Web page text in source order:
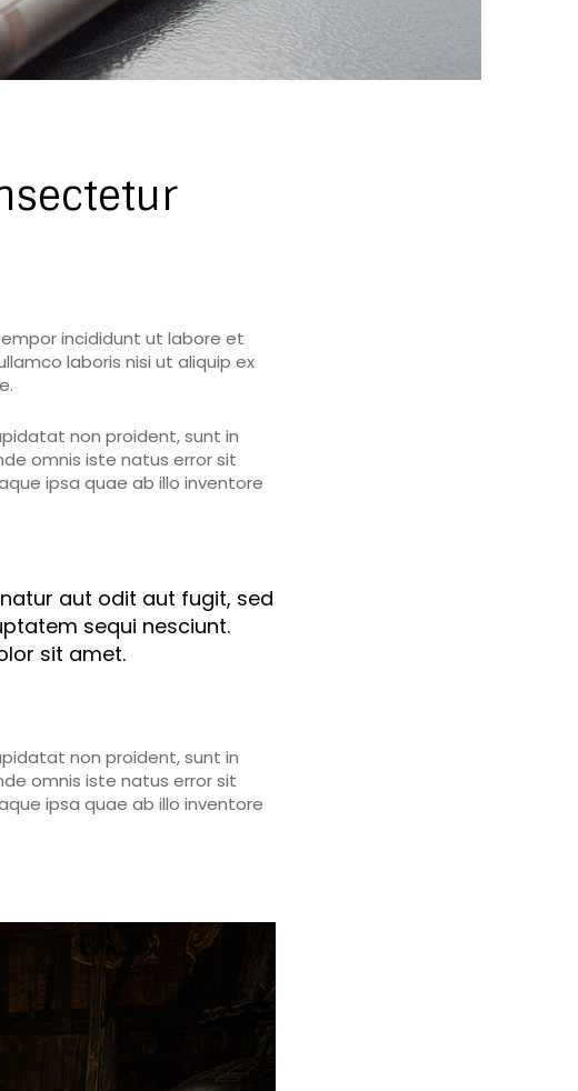
incididunt ut labore et
laboris nisi ut aliquip ex
non proident, sunt in
omnis iste natus error sit
ipsa quae ab illo inventore
aut odit aut fugit, sed
sequi nesciunt.
sit amet.
non proident, sunt in
omnis iste natus error sit
ipsa quae ab illo inventore